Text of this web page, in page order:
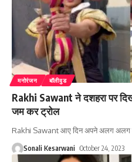
मनोरंजन बॉलीवुड
Rakhi Sawant ने दशहरा पर
जम कर ट्रोल
Rakhi Sawant आए दिन अपने अलग अलग
Sonali Kesarwani October 24, 2023